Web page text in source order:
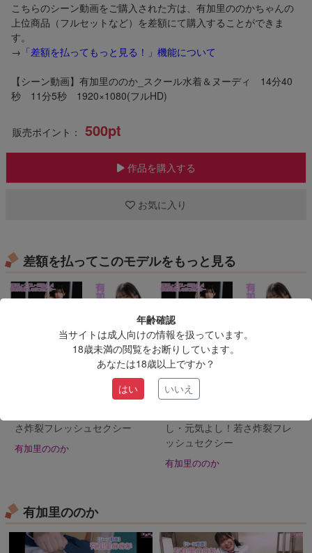
年齢確認
当サイトは成人向けの情報を扱っています。
18歳未満の閲覧をお断りしています。
あなたは18歳以上ですか？
はい
いいえ
こちらのシーン動画をご購入された方は、有加里ののかちゃんの
上位商品（フルセットなど）を差額にて購入することができま
す。
→ 「差額を払ってもっと見る！」機能について
【シーン動画】有加里ののか_スクール水着＆ヌーディ 14分40
秒 11分5秒 1920×1080(フルHD)
販売ポイント： 500pt
作品を購入する
お気に入り
差額を払ってこのモデルをもっと見る
1,980pt
【動画のみ】有加里ののか-明
さ炸裂フレッシュセクシー
有加里ののか
有料 画像
【フルセット】有加里ののか
し・元気よし！若さ炸裂フレ
ッシュセクシー
有加里ののか
有加里ののか